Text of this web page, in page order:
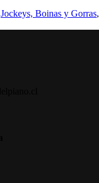
Jockeys, Boinas y Gorras,